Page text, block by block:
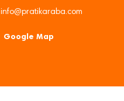
info@pratikaraba.com
Google Map